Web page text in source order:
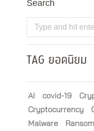
Search
Search:
TAG ยอดนิยม
AI covid-19
Cryptocurrency
Malware